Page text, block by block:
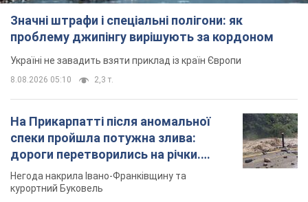
Значні штрафи і спеціальні полігони: як
проблему джипінгу вирішують за кордоном
Україні не завадить взяти приклад із країн Європи
8.08.2026 05:10 2,3 т.
На Прикарпатті після аномальної
спеки пройшла потужна злива:
дороги перетворились на річки.
Відео
Негода накрила Івано-Франківщину та
курортний Буковель